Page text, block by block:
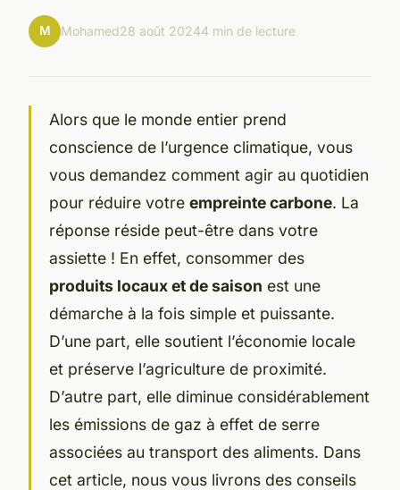
M Mohamed28 août 20244 min de lecture
Alors que le monde entier prend
conscience de l’urgence climatique, vous
vous demandez comment agir au quotidien
pour réduire votre empreinte carbone. La
réponse réside peut-être dans votre
assiette ! En effet, consommer des
produits locaux et de saison est une
démarche à la fois simple et puissante.
D’une part, elle soutient l’économie locale
et préserve l’agriculture de proximité.
D’autre part, elle diminue considérablement
les émissions de gaz à effet de serre
associées au transport des aliments. Dans
cet article, nous vous livrons des conseils